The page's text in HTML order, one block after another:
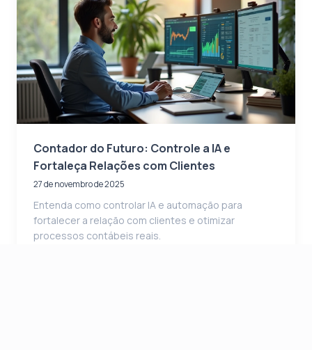
Contador do Futuro: Controle a IA e
Fortaleça Relações com Clientes
27 de novembro de 2025
Entenda como controlar IA e automação para
fortalecer a relação com clientes e otimizar
processos contábeis reais.